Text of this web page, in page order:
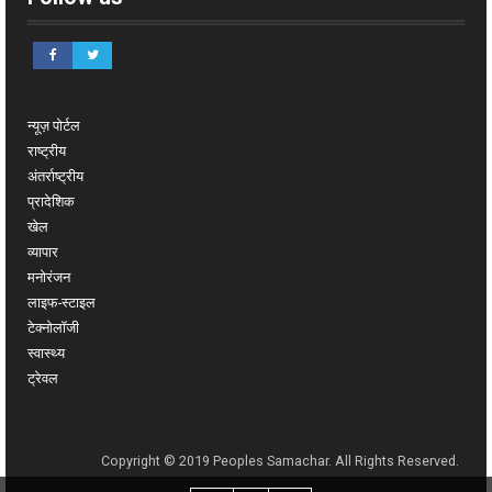
न्यूज़ पोर्टल
राष्ट्रीय
अंतर्राष्ट्रीय
प्रादेशिक
खेल
व्यापार
मनोरंजन
लाइफ-स्टाइल
टेक्नोलॉजी
स्वास्थ्य
ट्रेवल
Copyright © 2019 Peoples Samachar. All Rights Reserved.